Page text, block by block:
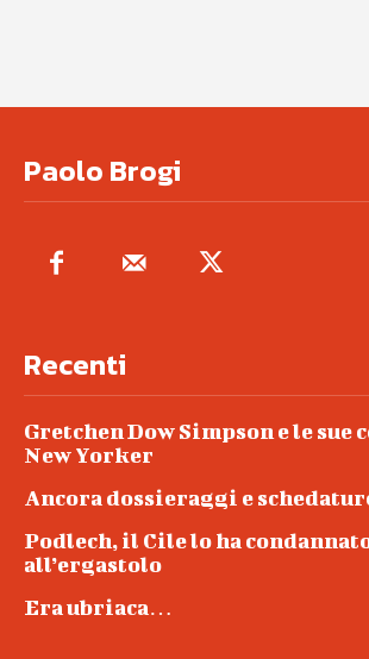
Paolo Brogi
Recenti
Gretchen Dow Simpson e le sue
New Yorker
Ancora dossieraggi e
Podlech, il Cile lo ha
all’ergastolo
Era ubriaca…